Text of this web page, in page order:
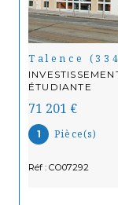
Talence
ÉTUDIANTE
71 201 €
1 Pièce(s)
Réf : CO07292